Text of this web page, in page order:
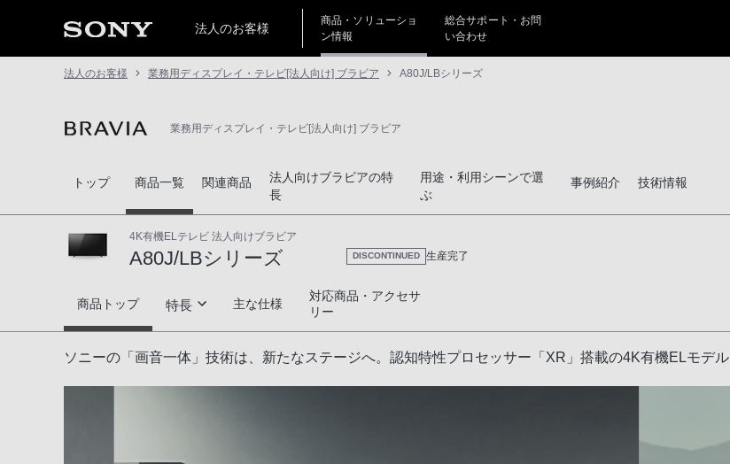
法人のお客様
商品・ソリューショ
ン情報
総合サポート・お問
い合わせ
法人のお客様 業務用ディスプレイ・テレビ[法人向け] ブラビア A80J/LBシリーズ
業務用ディスプレイ・テレビ[法人向け] ブラビア
トップ 商品一覧 関連商品
法人向けブラビアの特
長
用途・利用シーンで選
ぶ
事例紹介 技術情報
4K有機ELテレビ 法人向けブラビア
A80J/LBシリーズ DISCONTINUED 生産完了
A80J/LBシリーズ
商品トップ 特長
高画質
主な仕様
対応商品・アクセサ
リー
ソニーの「画音一体」技術は、新たなステージへ。認知特性プロセッサー「XR」搭載の4K有機ELモデル